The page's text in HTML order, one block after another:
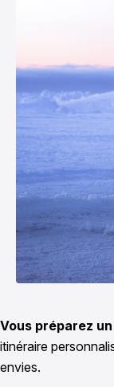
Vous préparez
itinéraire
envies.